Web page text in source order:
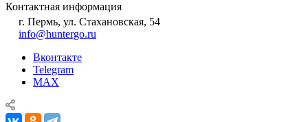
Контактная информация
г. Пермь, ул. Стахановская, 54
info@huntergo.ru
Вконтакте
Telegram
MAX